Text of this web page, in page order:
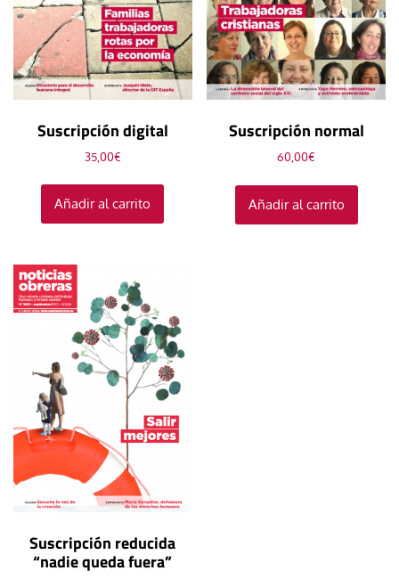
Suscripción digital
35,00€
Añadir al carrito
Suscripción normal
60,00€
Añadir al carrito
Suscripción reducida
“nadie queda fuera”